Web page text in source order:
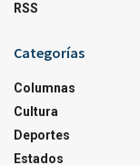
RSS
Categorías
Columnas
Cultura
Deportes
Estados